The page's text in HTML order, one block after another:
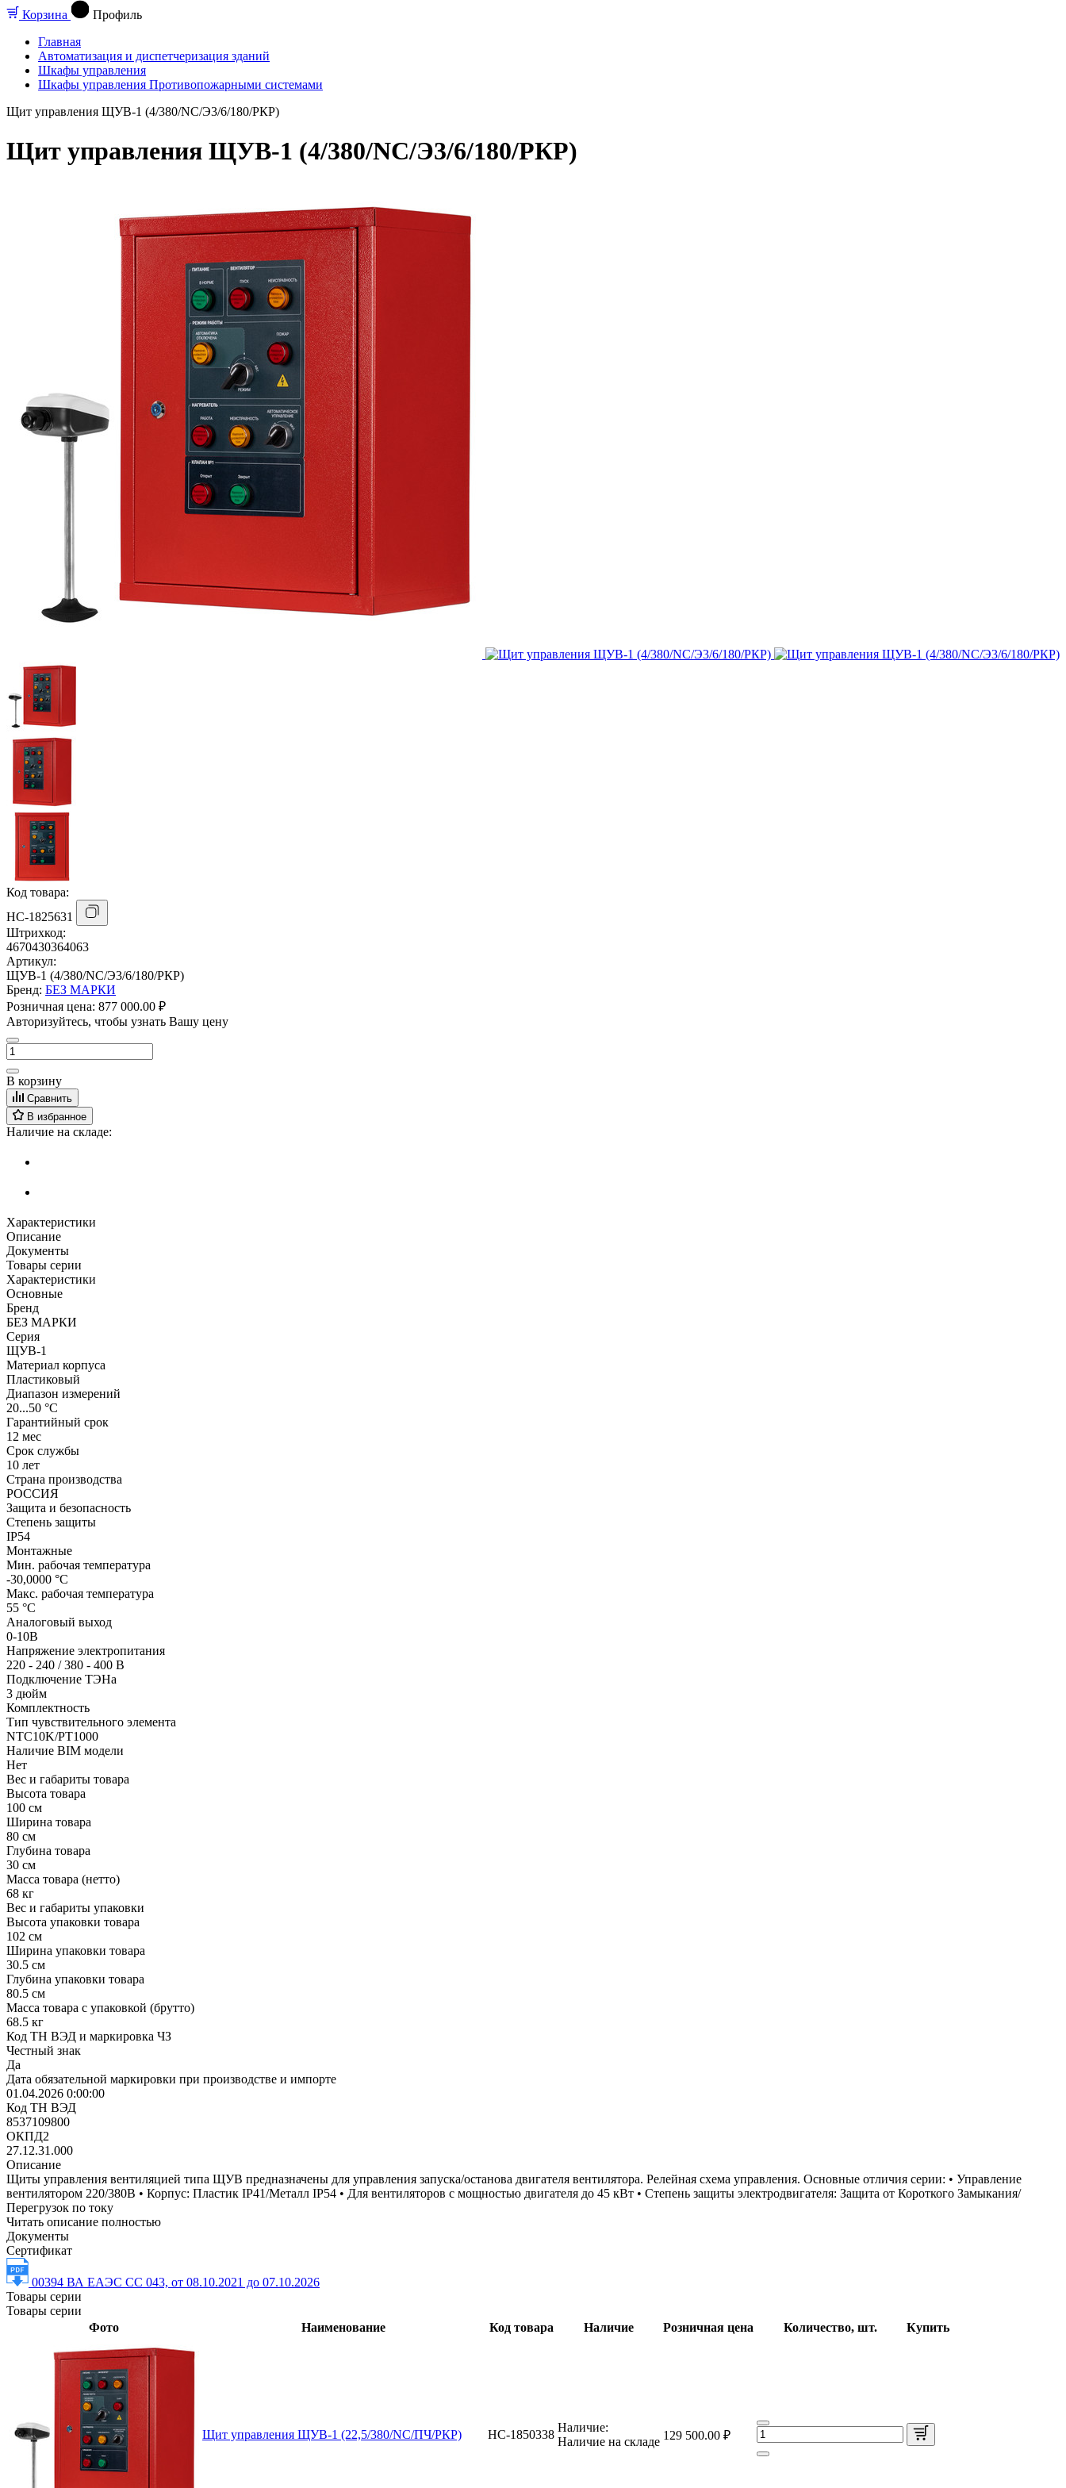
Корзина
Профиль
Главная
Автоматизация и диспетчеризация зданий
Шкафы управления
Шкафы управления Противопожарными системами
Щит управления ЩУВ-1 (4/380/NC/Э3/6/180/РКР)
Щит управления ЩУВ-1 (4/380/NC/Э3/6/180/РКР)
Код товара:
НС-1825631
Штрихкод:
4670430364063
Артикул:
ЩУВ-1 (4/380/NC/Э3/6/180/РКР)
Бренд: БЕЗ МАРКИ
Розничная цена: 877 000.00 ₽
Авторизуйтесь, чтобы узнать Вашу цену
В корзину
Сравнить
В избранное
Наличие на складе:
Характеристики
Описание
Документы
Товары серии
Характеристики
Основные
Бренд
БЕЗ МАРКИ
Серия
ЩУВ-1
Материал корпуса
Пластиковый
Диапазон измерений
20...50 °С
Гарантийный срок
12 мес
Срок службы
10 лет
Страна производства
РОССИЯ
Защита и безопасность
Степень защиты
IP54
Монтажные
Мин. рабочая температура
-30,0000 °С
Макс. рабочая температура
55 °С
Аналоговый выход
0-10В
Напряжение электропитания
220 - 240 / 380 - 400 В
Подключение ТЭНа
3 дюйм
Комплектность
Тип чувствительного элемента
NTC10K/PT1000
Наличие BIM модели
Нет
Вес и габариты товара
Высота товара
100 см
Ширина товара
80 см
Глубина товара
30 см
Масса товара (нетто)
68 кг
Вес и габариты упаковки
Высота упаковки товара
102 см
Ширина упаковки товара
30.5 см
Глубина упаковки товара
80.5 см
Масса товара с упаковкой (брутто)
68.5 кг
Код ТН ВЭД и маркировка ЧЗ
Честный знак
Да
Дата обязательной маркировки при производстве и импорте
01.04.2026 0:00:00
Код ТН ВЭД
8537109800
ОКПД2
27.12.31.000
Описание
Щиты управления вентиляцией типа ЩУВ предназначены для управления запуска/останова двигателя вентилятора. Релейная схема управления. Основные отличия серии: • Управление
вентилятором 220/380В • Корпус: Пластик IP41/Металл IP54 • Для вентиляторов с мощностью двигателя до 45 кВт • Степень защиты электродвигателя: Защита от Короткого Замыкания/
Перегрузок по току
Читать описание полностью
Документы
Сертификат
00394 ВА ЕАЭС СС 043, от 08.10.2021 до 07.10.2026
Товары серии
Товары серии
Фото
Наименование Код товара Наличие Розничная цена Количество, шт. Купить
Щит управления ЩУВ-1 (22,5/380/NC/ПЧ/РКР) НС-1850338
Наличие:
Наличие на складе 129 500.00 ₽